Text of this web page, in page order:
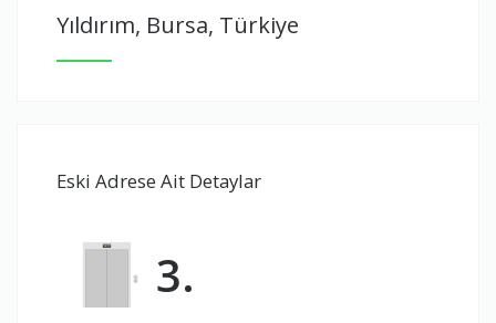
Yıldırım, Bursa, Türkiye
Eski Adrese Ait Detaylar
3.